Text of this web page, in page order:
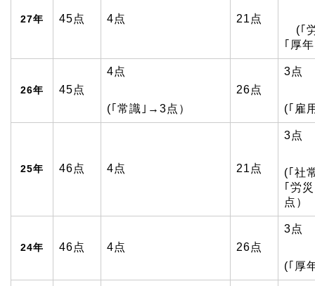
27年 45点 4点 21点
(｢
｢厚
26年 45点
4点
(｢常識｣→3点）
26点
3点
(｢雇
25年 46点 4点 21点
3点
(｢社
｢労
点）
24年 46点 4点 26点
3点
(｢厚